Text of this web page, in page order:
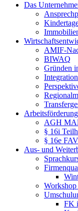
Das
AMIF-
BIWAQ
Gründen
Arbeitsförderung
AGH
§ 16i
§ 16e
Aus- und
FK